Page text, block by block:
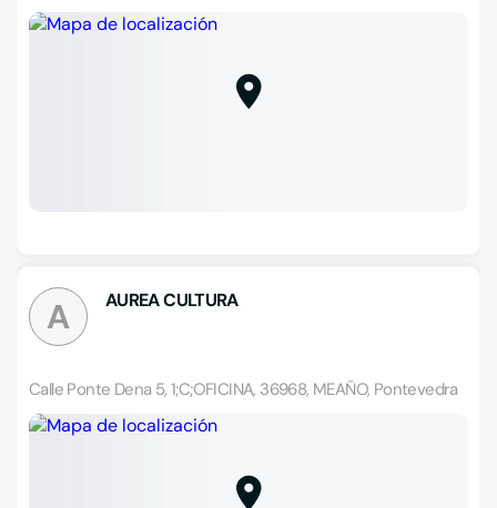
A AUREA CULTURA
Calle Ponte Dena 5, 1;C;OFICINA, 36968, MEAÑO, Pontevedra